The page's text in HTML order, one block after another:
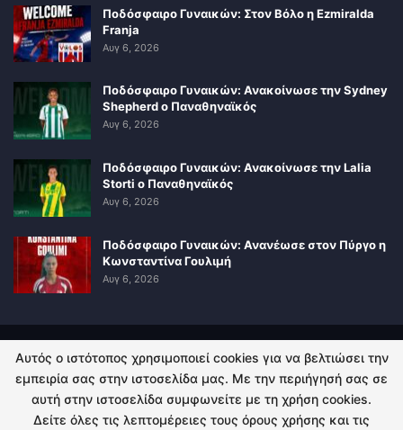
Ποδόσφαιρο Γυναικών: Στον Βόλο η Ezmiralda
Franja
Αυγ 6, 2026
Ποδόσφαιρο Γυναικών: Ανακοίνωσε την Sydney
Shepherd ο Παναθηναϊκός
Αυγ 6, 2026
Ποδόσφαιρο Γυναικών: Ανακοίνωσε την Lalia
Storti ο Παναθηναϊκός
Αυγ 6, 2026
Ποδόσφαιρο Γυναικών: Ανανέωσε στον Πύργο η
Κωνσταντίνα Γουλιμή
Αυγ 6, 2026
ΠΟΛΙΤΙΚΗ ΑΠΟΡΡΗΤΟΥ ΕΠΙΚΟΙΝΩΝΙΑ
© 2026 - Kingsport.gr. All Rights Reserved.
Αυτός ο ιστότοπος χρησιμοποιεί cookies για να βελτιώσει την
εμπειρία σας στην ιστοσελίδα μας. Με την περιήγησή σας σε
αυτή στην ιστοσελίδα συμφωνείτε με τη χρήση cookies.
Δείτε όλες τις λεπτομέρειες τους όρους χρήσης και τις